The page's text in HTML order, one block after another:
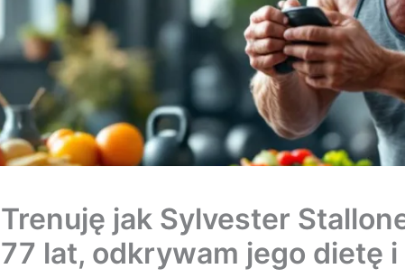
Trenuję jak Sylvester
77 lat, odkrywam jego dietę i